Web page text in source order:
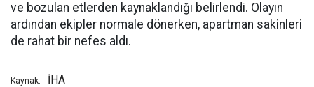
ve bozulan etlerden kaynaklandığı belirlendi. Olayın
ardından ekipler normale dönerken, apartman sakinleri
de rahat bir nefes aldı.
Kaynak: İHA